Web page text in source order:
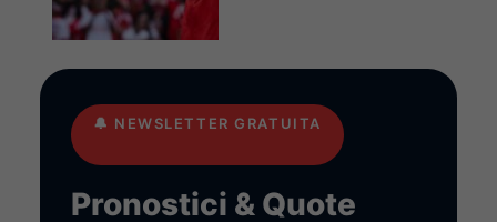
🔔 NEWSLETTER GRATUITA
Pronostici & Quote